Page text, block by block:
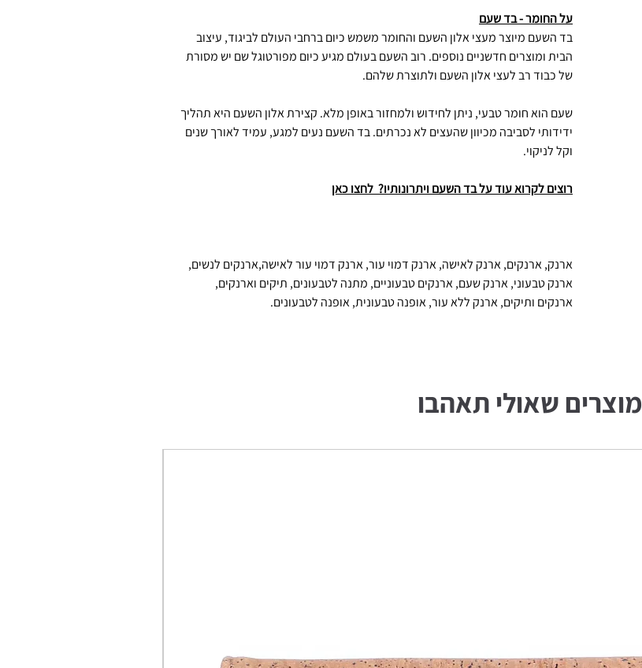
על החומר - בד שעם
בד השעם מיוצר מעצי אלון השעם והחומר משמש כיום ברחבי העולם לביגוד, עיצוב
הבית ומוצרים חדשניים נוספים. רוב השעם בעולם מגיע כיום מפורטוגל שם יש מסורת
של כבוד רב לעצי אלון השעם ולתוצרת שלהם.
שעם הוא חומר טבעי, ניתן לחידוש ולמחזור באופן מלא. קצירת אלון השעם היא תהליך
ידידותי לסביבה מכיוון שהעצים לא נכרתים. בד השעם נעים למגע, עמיד לאורך שנים
וקל לניקוי.
רוצים לקרוא עוד על בד השעם ויתרונותיו? לחצו כאן
ארנק, ארנקים, ארנק לאישה, ארנק דמוי עור, ארנק דמוי עור לאישה,ארנקים לנשים,
ארנק טבעוני, ארנק שעם, ארנקים טבעוניים, מתנה לטבעונים, תיקים וארנקים,
ארנקים ותיקים, ארנק ללא עור, אופנה טבעונית, אופנה לטבעונים.
מוצרים שאולי תאהבו